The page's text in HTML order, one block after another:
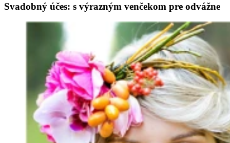
Svadobný účes: s výrazným venčekom pre odvážne